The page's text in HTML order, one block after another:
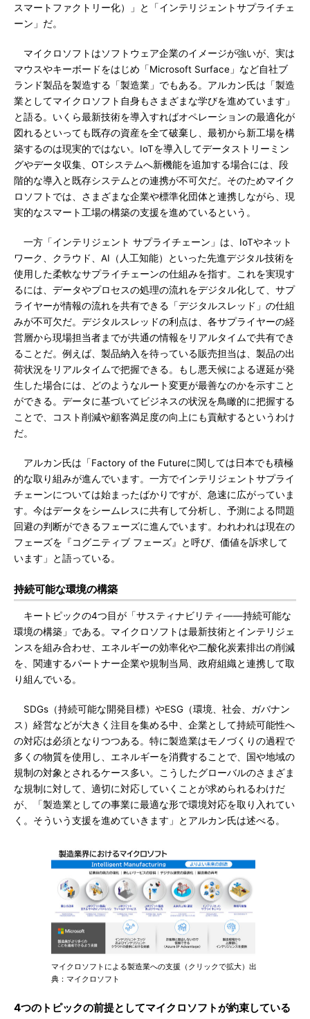
スマートファクトリー化）」と「インテリジェントサプライチェ
ーン」だ。
マイクロソフトはソフトウェア企業のイメージが強いが、実は
マウスやキーボードをはじめ「Microsoft Surface」など自社ブ
ランド製品を製造する「製造業」でもある。アルカン氏は「製造
業としてマイクロソフト自身もさまざまな学びを進めています」
と語る。いくら最新技術を導入すればオペレーションの最適化が
図れるといっても既存の資産を全て破棄し、最初から新工場を構
築するのは現実的ではない。IoTを導入してデータストリーミン
グやデータ収集、OTシステムへ新機能を追加する場合には、段
階的な導入と既存システムとの連携が不可欠だ。そのためマイク
ロソフトでは、さまざまな企業や標準化団体と連携しながら、現
実的なスマート工場の構築の支援を進めているという。
一方「インテリジェント サプライチェーン」は、IoTやネット
ワーク、クラウド、AI（人工知能）といった先進デジタル技術を
使用した柔軟なサプライチェーンの仕組みを指す。これを実現す
るには、データやプロセスの処理の流れをデジタル化して、サプ
ライヤーが情報の流れを共有できる「デジタルスレッド」の仕組
みが不可欠だ。デジタルスレッドの利点は、各サプライヤーの経
営層から現場担当者までが共通の情報をリアルタイムで共有でき
ることだ。例えば、製品納入を待っている販売担当は、製品の出
荷状況をリアルタイムで把握できる。もし悪天候による遅延が発
生した場合には、どのようなルート変更が最善なのかを示すこと
ができる。データに基づいてビジネスの状況を鳥瞰的に把握する
ことで、コスト削減や顧客満足度の向上にも貢献するというわけ
だ。
アルカン氏は「Factory of the Futureに関しては日本でも積極
的な取り組みが進んでいます。一方でインテリジェントサプライ
チェーンについては始まったばかりですが、急速に広がっていま
す。今はデータをシームレスに共有して分析し、予測による問題
回避の判断ができるフェーズに進んでいます。われわれは現在の
フェーズを『コグニティブ フェーズ』と呼び、価値を訴求して
います」と語っている。
持続可能な環境の構築
キートピックの4つ目が「サスティナビリティ――持続可能な
環境の構築」である。マイクロソフトは最新技術とインテリジェ
ンスを組み合わせ、エネルギーの効率化や二酸化炭素排出の削減
を、関連するパートナー企業や規制当局、政府組織と連携して取
り組んでいる。
SDGs（持続可能な開発目標）やESG（環境、社会、ガバナン
ス）経営などが大きく注目を集める中、企業として持続可能性へ
の対応は必須となりつつある。特に製造業はモノづくりの過程で
多くの物質を使用し、エネルギーを消費することで、国や地域の
規制の対象とされるケース多い。こうしたグローバルのさまざま
な規制に対して、適切に対応していくことが求められるわけだ
が、「製造業としての事業に最適な形で環境対応を取り入れてい
く。そういう支援を進めていきます」とアルカン氏は述べる。
マイクロソフトによる製造業への支援（クリックで拡大）出
典：マイクロソフト
4つのトピックの前提としてマイクロソフトが約束している